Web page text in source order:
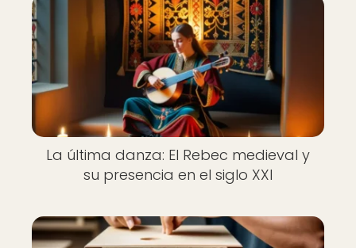
La última danza: El Rebec medieval y
su presencia en el siglo XXI